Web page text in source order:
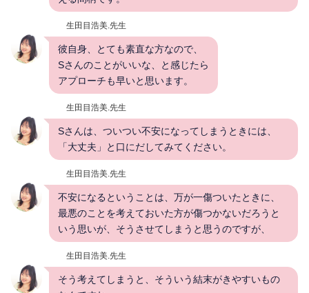
生田目浩美.先生
彼自身、とても素直な方なので、
Sさんのことがいいな、と感じたら
アプローチも早いと思います。
生田目浩美.先生
Sさんは、ついつい不安になってしまうときには、
「大丈夫」と口にだしてみてください。
生田目浩美.先生
不安になるということは、万が一傷ついたときに、
最悪のことを考えておいた方が傷つかないだろうと
いう思いが、そうさせてしまうと思うのですが、
生田目浩美.先生
そう考えてしまうと、そういう結末がきやすいもの